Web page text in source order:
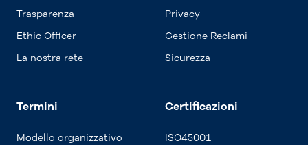
Trasparenza
Ethic Officer
La nostra rete
Privacy
Gestione Reclami
Sicurezza
Termini
Modello organizzativo
Certificazioni
ISO45001